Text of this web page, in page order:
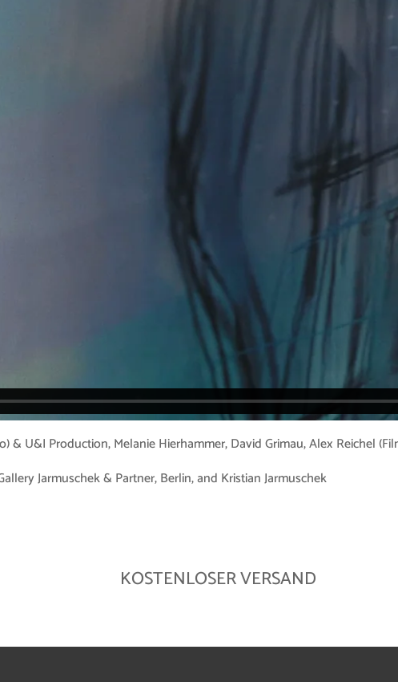
& U&I Production, Melanie Hierhammer, David Grimau, Alex Reichel
Jarmuschek & Partner, Berlin, and Kristian Jarmuschek
KOSTENLOSER VERSAND